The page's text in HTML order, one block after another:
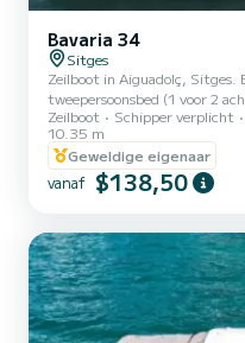
Bavaria 34
Sitges
Zeilboot in Aiguadolç,
tweepersoonsbed (1 voor 2
onderhouden. Capaciteit voor
in een rustige omgeving.
Zeilboot Schipper verplicht
10.35 m
Geweldige eigenaar
vanaf $138,50